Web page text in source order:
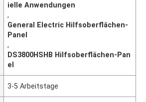
ielle Anwendungen
,
General Electric Hilfsoberflächen-
Panel
,
DS3800HSHB Hilfsoberflächen-Pan
el
3-5 Arbeitstage